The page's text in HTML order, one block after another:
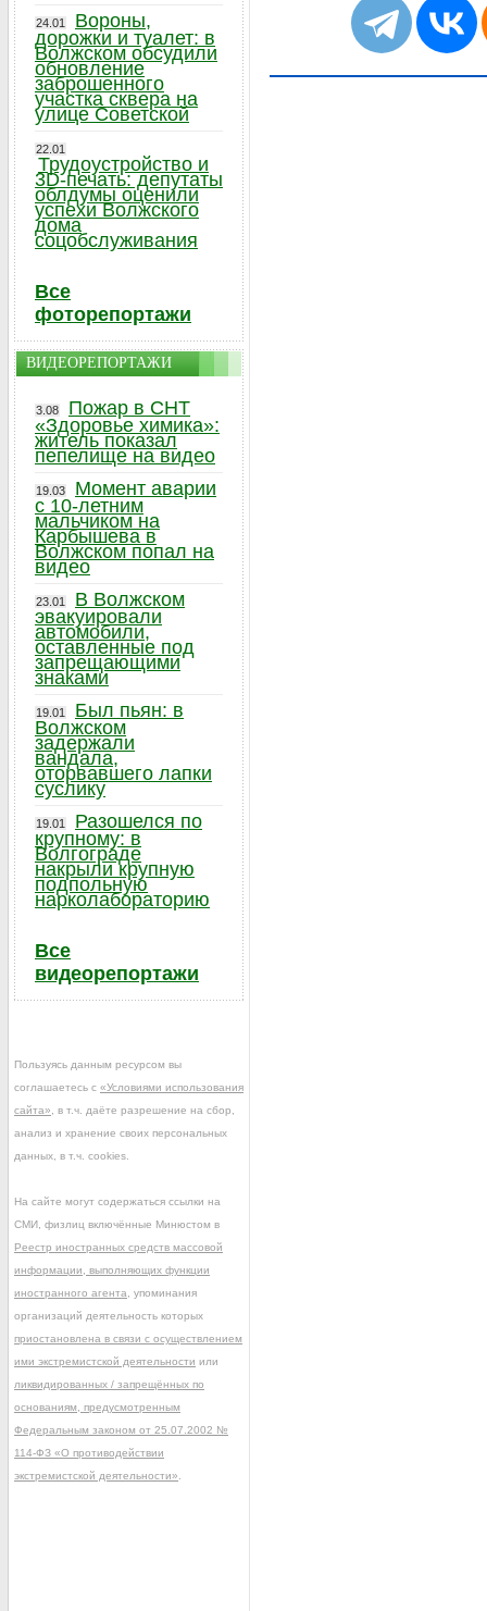
24.01
Вороны,
дорожки и туалет: в
Волжском обсудили
обновление
заброшенного
участка сквера на
улице Советской
22.01
Трудоустройство и
3D-печать: депутаты
облдумы оценили
успехи Волжского
дома
соцобслуживания
Все
фоторепортажи
ВИДЕОРЕПОРТАЖИ
3.08
Пожар в СНТ
«Здоровье химика»:
житель показал
пепелище на видео
19.03
Момент аварии
с 10-летним
мальчиком на
Карбышева в
Волжском попал на
видео
23.01
В Волжском
эвакуировали
автомобили,
оставленные под
запрещающими
знаками
19.01
Был пьян: в
Волжском
задержали
вандала,
оторвавшего лапки
суслику
19.01
Разошелся по
крупному: в
Волгограде
накрыли крупную
подпольную
нарколабораторию
Все
видеорепортажи
Пользуясь данным ресурсом вы
соглашаетесь с «Условиями использования
сайта» , в т.ч. даёте разрешение на сбор,
анализ и хранение своих персональных
данных, в т.ч. cookies.
На сайте могут содержаться ссылки на
СМИ, физлиц включённые Минюстом в
Реестр иностранных средств массовой
информации, выполняющих функции
иностранного агента , упоминания
организаций деятельность которых
приостановлена в связи с осуществлением
ими экстремистской деятельности или
ликвидированных / запрещённых по
основаниям, предусмотренным
Федеральным законом от 25.07.2002 №
114-ФЗ «О противодействии
экстремистской деятельности»